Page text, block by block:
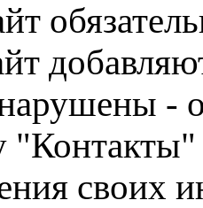
-
"Контакты"
своих